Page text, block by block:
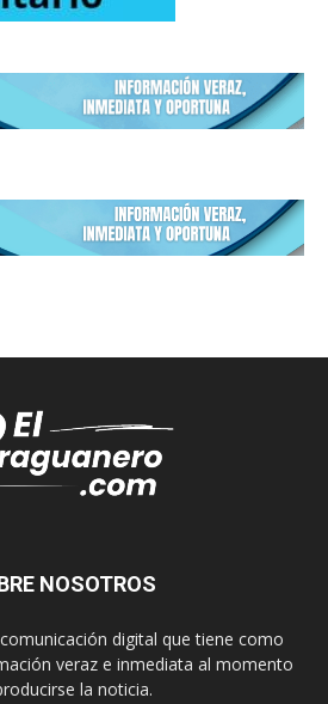
NOSOTROS
digital que tiene como
veraz e inmediata al momento
la noticia.